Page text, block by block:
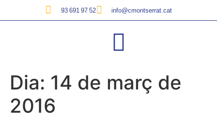
93 691 97 52 info@cmontserrat.cat
Dia: 14 de març de
2016